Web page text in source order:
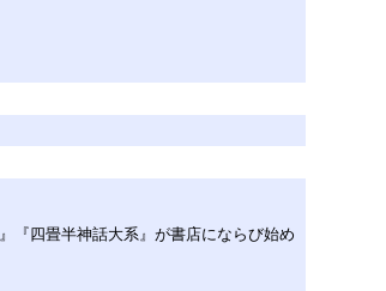
『四畳半神話大系』が書店にならび始め